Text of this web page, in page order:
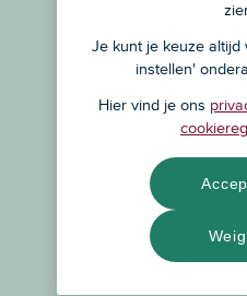
Je kunt je keuze altijd
instellen'
Hier vind je ons